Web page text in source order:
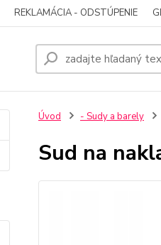
REKLAMÁCIA - ODSTÚPENIE
Úvod - Sudy a barely
Sud na